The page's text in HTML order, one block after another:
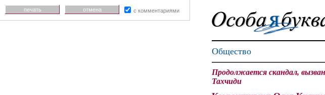
Общество
Продолжается скандал,
Тахчиди
печать отмена с комментариями